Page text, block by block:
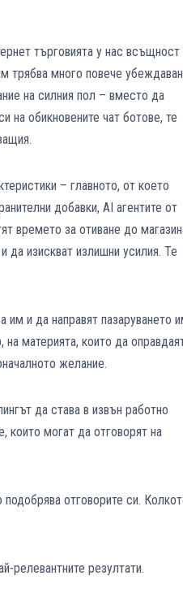
търговията у нас всъщност
трябва много повече
на силния пол – вместо да
на обикновените чат ботове, те
– главното, от което
добавки, AI агентите от
времето за отиване до
да изискват излишни усилия. Те
им и да направят пазаруването
на материята, които да
желание.
да става в извън работно
които могат да отговорят на
отговорите си.
релевантните резултати.